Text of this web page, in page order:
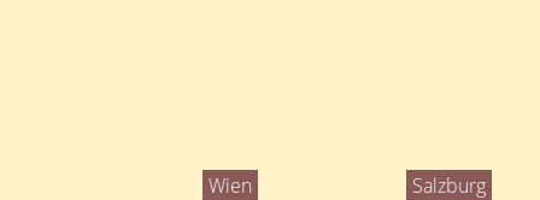
Wien Salzburg